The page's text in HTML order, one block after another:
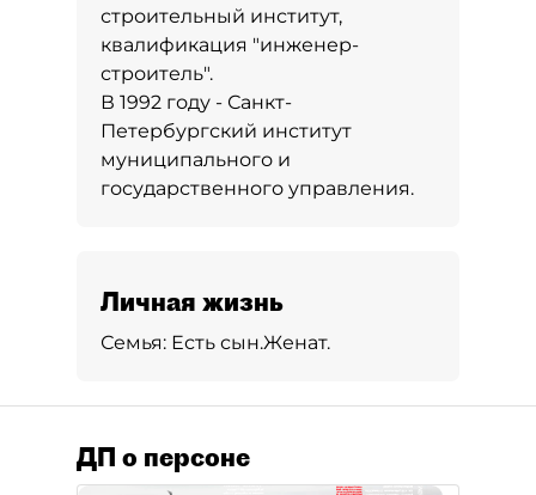
строительный институт,
квалификация "инженер-
строитель".
В 1992 году - Санкт-
Петербургский институт
муниципального и
государственного управления.
Личная жизнь
Семья: Есть сын.Женат.
ДП о персоне